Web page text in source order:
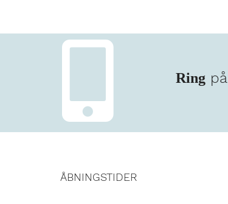
Ringpå
ÅBNINGSTIDER